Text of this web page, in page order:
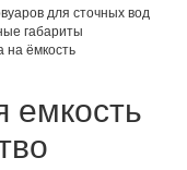
для сточных вод
габариты
на ёмкость